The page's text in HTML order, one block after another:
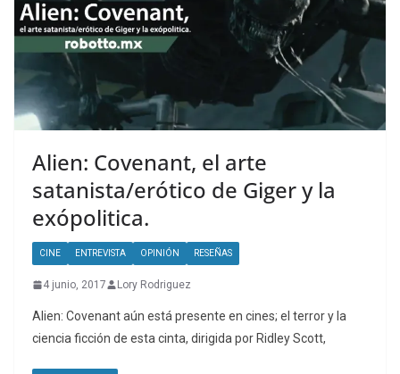
Alien: Covenant, el arte
satanista/erótico de Giger y la
exópolitica.
CINE ENTREVISTA OPINIÓN RESEÑAS
4 junio, 2017 Lory Rodriguez
Alien: Covenant aún está presente en cines; el terror y la
ciencia ficción de esta cinta, dirigida por Ridley Scott,